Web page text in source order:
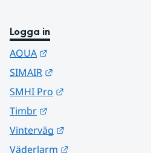
Logga in
AQUA
SIMAIR
SMHI Pro
Timbr
Vinterväg
Väderlarm